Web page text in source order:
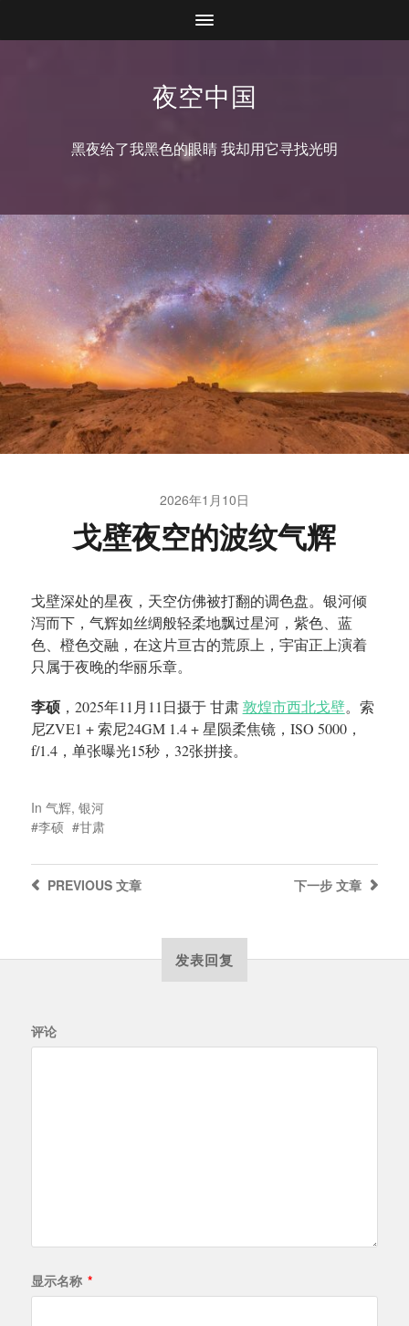
夜空中国
黑夜给了我黑色的眼睛 我却用它寻找光明
2026年1月10日
戈壁夜空的波纹气辉
戈壁深处的星夜，天空仿佛被打翻的调色盘。银河倾
泻而下，气辉如丝绸般轻柔地飘过星河，紫色、蓝
色、橙色交融，在这片亘古的荒原上，宇宙正上演着
只属于夜晚的华丽乐章。
李硕，2025年11月11日摄于 甘肃敦煌市西北戈壁。索
尼ZVE1 + 索尼24GM 1.4 + 星陨柔焦镜，ISO 5000，
f/1.4，单张曝光15秒，32张拼接。
In 气辉, 银河
李硕
甘肃
下一步 文章
PREVIOUS文章
发表回复
评论
显示名称 *